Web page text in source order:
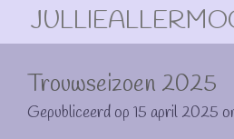
direct
hoofdinhoud
Trouwseizoen 2025
Gepubliceerd op 15 april 2025